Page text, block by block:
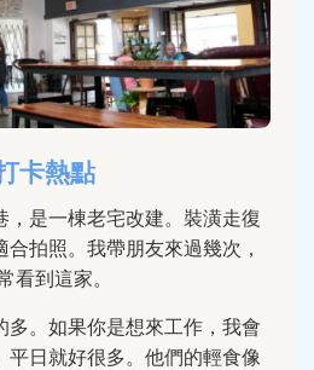
卡熱點
，是一棟老宅改建。裝潢走復
拍照。我帶朋友來過幾次，
看到這家。
多。如果你是想來工作，我會
平日就好很多。他們的輕食像